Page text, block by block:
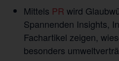
Mittels PR wird
Spannenden Insights,
Fachartikel zeigen,
besonders